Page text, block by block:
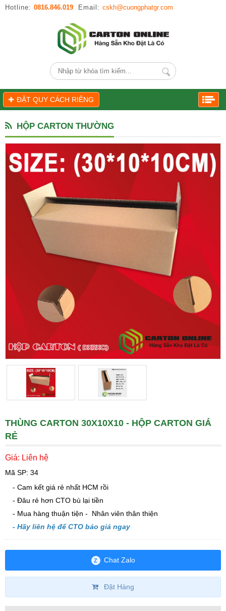
Hotline: 0816.846.019 Email: cskh@cuongphatgr.com
ĐẶT QUY CÁCH RIÊNG
HỘP CARTON THƯỜNG
THÙNG CARTON 30X10X10 - HỘP CARTON GIÁ
RẺ
Giá: Liên hệ
Mã SP: 34
- Cam kết giá rẻ nhất HCM rồi
- Đâu rẻ hơn CTO bù lại tiền
- Mua hàng thuận tiện - Nhân viên thân thiện
- Hãy liên hệ để CTO báo giá ngay
Z Chat Zalo
Đặt Hàng